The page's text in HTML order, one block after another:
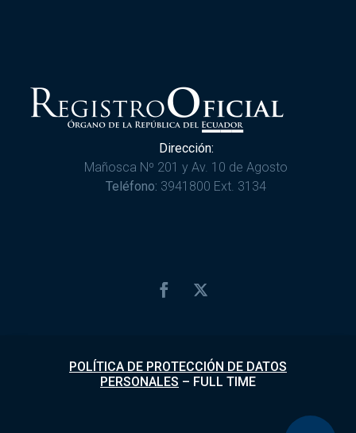
Dirección:
Mañosca Nº 201 y Av. 10 de Agosto
Teléfono: 3941800 Ext. 3134
POLÍTICA DE PROTECCIÓN DE DATOS
PERSONALES – FULL TIME